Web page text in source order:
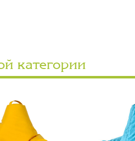
категории